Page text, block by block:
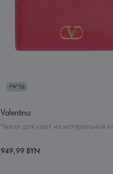
FW'26
Valentino
Чехол для карт из натуральной
949,99 BYN